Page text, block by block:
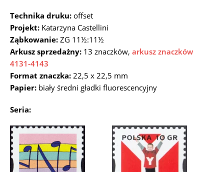
Technika druku: offset
Projekt: Katarzyna Castellini
Ząbkowanie: ZG 11½:11½
Arkusz sprzedażny: 13 znaczków, arkusz znaczków
4131-4143
Format znaczka: 22,5 x 22,5 mm
Papier: biały średni gładki fluorescencyjny
Seria: